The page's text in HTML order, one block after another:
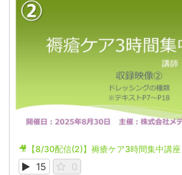
🎥【8/30配信(2)】褥瘡ケア3時間集中講座
15 0